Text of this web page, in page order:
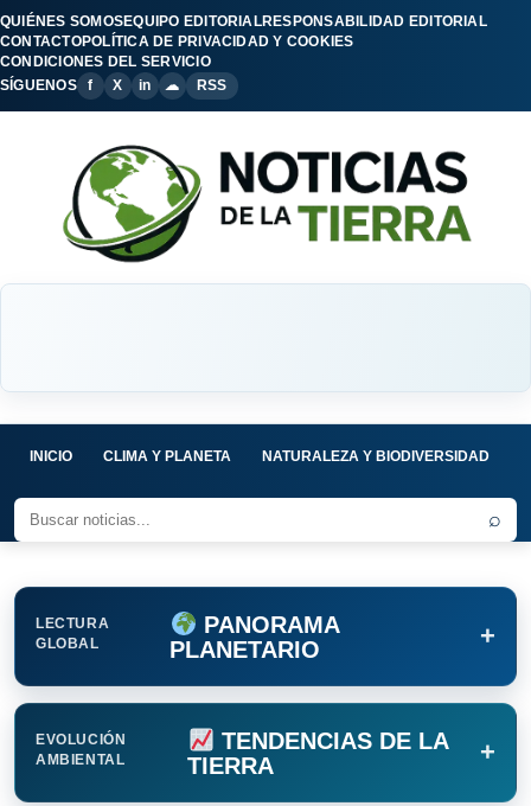
QUIÉNES SOMOSEQUIPO EDITORIALRESPONSABILIDAD EDITORIAL
CONTACTOPOLÍTICA DE PRIVACIDAD Y COOKIES
CONDICIONES DEL SERVICIO
SÍGUENOS
f X in ☁ RSS
INICIO CLIMA Y PLANETA NATURALEZA Y BIODIVERSIDAD
⌕
LECTURA
GLOBAL
PANORAMA
PLANETARIO
+
EVOLUCIÓN
AMBIENTAL
TENDENCIAS DE LA
TIERRA
+